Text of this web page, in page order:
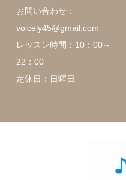
お問い合わせ：
voicely45@gmail.com
レッスン時間：10：00～
22：00
定休日：日曜日